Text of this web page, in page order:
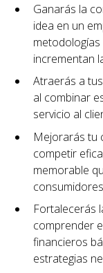
Ganarás la
idea en un
incrementan
Atraerás a
al combinar
servicio al
Mejorarás tu
competir
memorable
Fortalecerás
comprender
financieros
estrategias